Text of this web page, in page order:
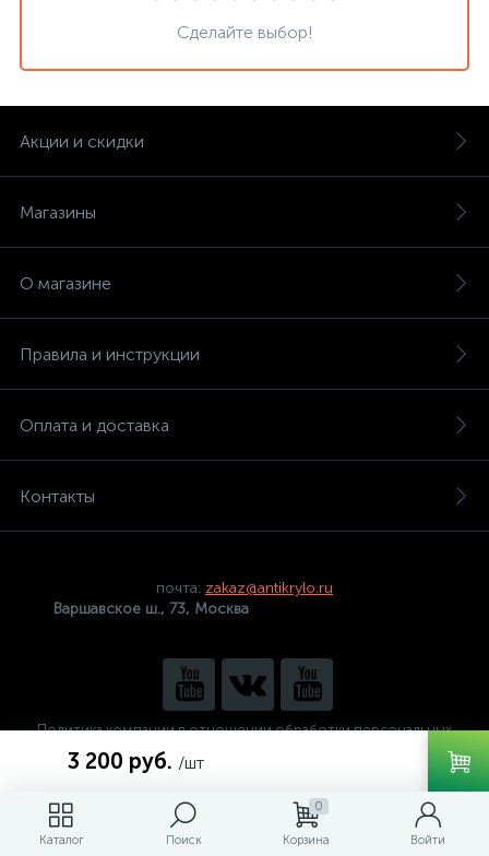
Каталог Поиск
0
Корзина Войти
3 200 руб. /шт
Сделайте выбор!
Акции и скидки
Магазины
О магазине
Правила и инструкции
Оплата и доставка
Контакты
почта: zakaz@antikrylo.ru
Варшавское ш., 73, Москва
Политика компании в отношении обработки персональных